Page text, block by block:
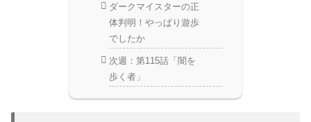
ダークマイスターの正
体判明！やっぱり遊歩
でしたか
次週：第115話「闇を
歩く者」